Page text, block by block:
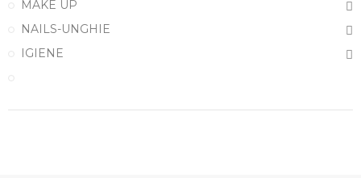
MAKE UP
NAILS-UNGHIE
IGIENE